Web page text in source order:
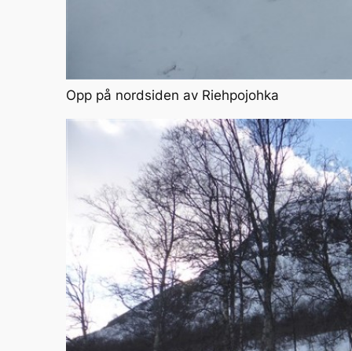
Opp på nordsiden av Riehpojohka